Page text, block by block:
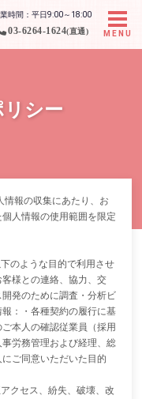
時間：平日9:00～18:00
03-6264-1624(直通) MENU
シー
情報の収集にあたり、お
人情報の使用範囲を限定
のような目的で利用させ
様との連絡、協力、交
発のために調査・分析ビ
：・各種契約の履行に基
本人の確認従業員（採用
労務管理および経理、総
ご同意いただいた目的
クセス、紛失、破壊、改